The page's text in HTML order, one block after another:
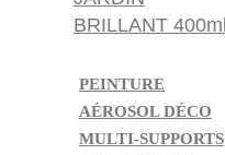
PEINTURE
AÉROSOL DÉCO
MULTI-SUPPORTS